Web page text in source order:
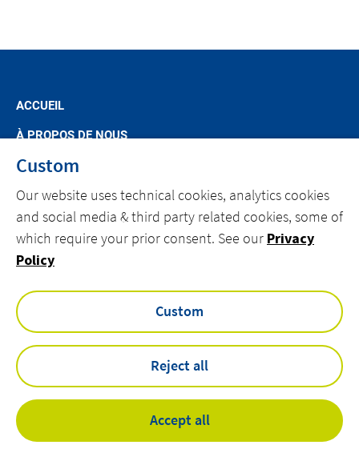
ACCUEIL
À PROPOS DE NOUS
ACTUALITÉS
SEGMENTS DE MARCHÉ
OFFRES SPÉCIFIQUES
TRAVAILLER CHEZ ACTEMIUM
facebooklinkedinyoutube
Privacy Policy
Cookies
Actemium Belgium - All rights reserved 2026
Custom
Our website uses technical cookies, analytics cookies
and social media & third party related cookies, some of
which require your prior consent. See our Privacy
Policy
Custom
Reject all
Accept all